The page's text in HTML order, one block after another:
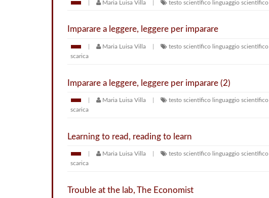
Maria Luisa Villa testo scientifico linguaggio scientifico
Imparare a leggere, leggere per imparare
Maria Luisa Villa testo scientifico linguaggio scientifico
scarica
Imparare a leggere, leggere per imparare (2)
Maria Luisa Villa testo scientifico linguaggio scientifico
scarica
Learning to read, reading to learn
Maria Luisa Villa testo scientifico linguaggio scientifico
scarica
Trouble at the lab, The Economist